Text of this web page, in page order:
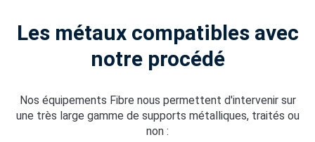
Les métaux compatibles avec
notre procédé
Nos équipements Fibre nous permettent d'intervenir sur
une très large gamme de supports métalliques, traités ou
non :